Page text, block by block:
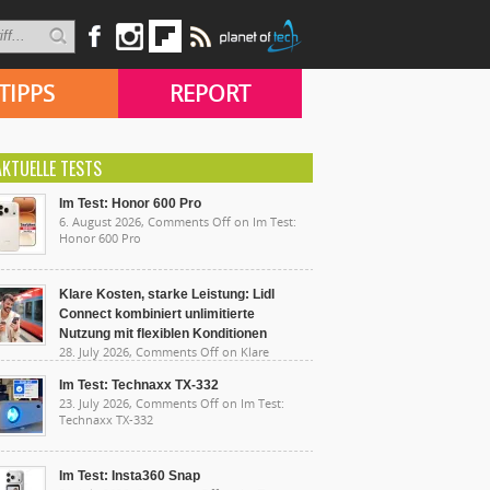
REPORT
TESTS
Im Test: Honor 600 Pro
6. August 2026, Comments Off on Im Test:
Honor 600 Pro
Klare Kosten, starke Leistung: Lidl
Connect kombiniert unlimitierte
Nutzung mit flexiblen Konditionen
28. July 2026, Comments Off on Klare
Nutzung mit flexiblen Konditionen
Im Test: Technaxx TX-332
23. July 2026, Comments Off on Im Test:
Technaxx TX-332
Im Test: Insta360 Snap